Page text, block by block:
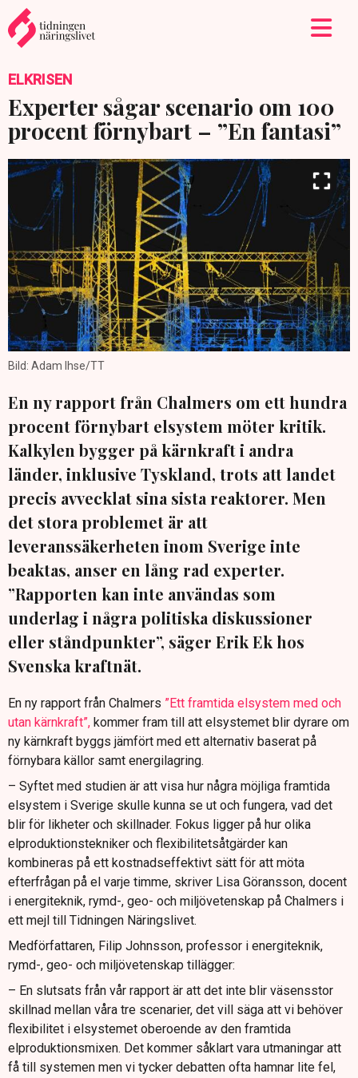
ELKRISEN
Experter sågar scenario om 100
procent förnybart – ”En fantasi”
Bild: Adam Ihse/TT
En ny rapport från Chalmers om ett hundra
procent förnybart elsystem möter kritik.
Kalkylen bygger på kärnkraft i andra
länder, inklusive Tyskland, trots att landet
precis avvecklat sina sista reaktorer. Men
det stora problemet är att
leveranssäkerheten inom Sverige inte
beaktas, anser en lång rad experter.
”Rapporten kan inte användas som
underlag i några politiska diskussioner
eller ståndpunkter”, säger Erik Ek hos
Svenska kraftnät.
En ny rapport från Chalmers ”Ett framtida elsystem med och
utan kärnkraft”, kommer fram till att elsystemet blir dyrare om
ny kärnkraft byggs jämfört med ett alternativ baserat på
förnybara källor samt energilagring.
– Syftet med studien är att visa hur några möjliga framtida
elsystem i Sverige skulle kunna se ut och fungera, vad det
blir för likheter och skillnader. Fokus ligger på hur olika
elproduktionstekniker och flexibilitetsåtgärder kan
kombineras på ett kostnadseffektivt sätt för att möta
efterfrågan på el varje timme, skriver Lisa Göransson, docent
i energiteknik, rymd-, geo- och miljövetenskap på Chalmers i
ett mejl till Tidningen Näringslivet.
Medförfattaren, Filip Johnsson, professor i energiteknik,
rymd-, geo- och miljövetenskap tillägger:
– En slutsats från vår rapport är att det inte blir väsensstor
skillnad mellan våra tre scenarier, det vill säga att vi behöver
flexibilitet i elsystemet oberoende av den framtida
elproduktionsmixen. Det kommer såklart vara utmaningar att
få till systemen men vi tycker debatten ofta hamnar lite fel,